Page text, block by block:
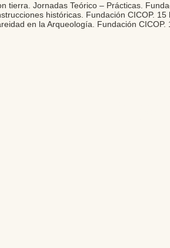
tierra. Jornadas Teórico – Prácticas.
históricas. Fundación CICOP. 15
en la Arqueología. Fundación CICOP.